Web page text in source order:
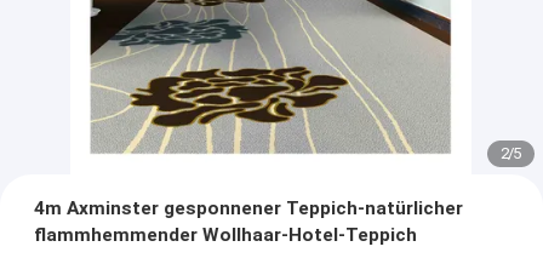
2/5
4m Axminster gesponnener Teppich-natürlicher
flammhemmender Wollhaar-Hotel-Teppich